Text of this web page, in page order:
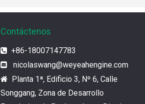
Contáctenos
 +86-18007147783
 nicolaswang@weyeahengine.com
 Planta 1ª, Edificio 3, Nº 6, Calle
Songgang, Zona de Desarrollo